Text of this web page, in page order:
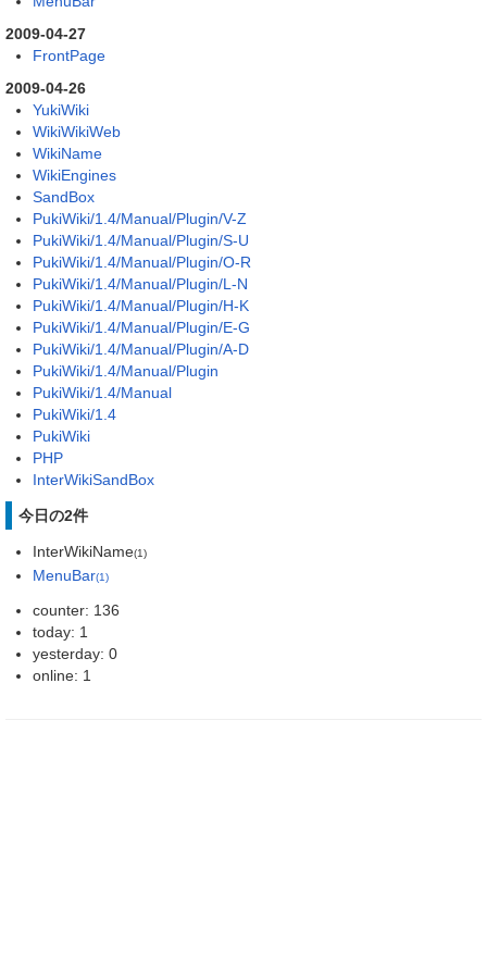
2009-04-27
FrontPage
2009-04-26
YukiWiki
WikiWikiWeb
WikiName
WikiEngines
SandBox
PukiWiki/1.4/Manual/Plugin/V-Z
PukiWiki/1.4/Manual/Plugin/S-U
PukiWiki/1.4/Manual/Plugin/O-R
PukiWiki/1.4/Manual/Plugin/L-N
PukiWiki/1.4/Manual/Plugin/H-K
PukiWiki/1.4/Manual/Plugin/E-G
PukiWiki/1.4/Manual/Plugin/A-D
PukiWiki/1.4/Manual/Plugin
PukiWiki/1.4/Manual
PukiWiki/1.4
PukiWiki
PHP
InterWikiSandBox
今日の2件
InterWikiName(1)
MenuBar(1)
counter: 136
today: 1
yesterday: 0
online: 1